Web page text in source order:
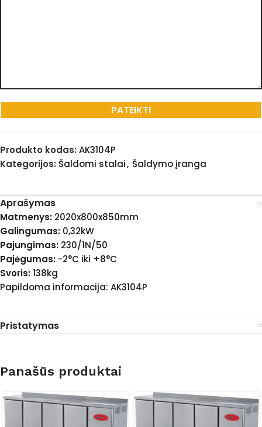
Produkto kodas: AK3104P
Kategorijos: Šaldomi stalai, Šaldymo įranga
Aprašymas
Matmenys: 2020x800x850mm
Galingumas: 0,32kW
Pajungimas: 230/1N/50
Pajėgumas: -2°C iki +8°C
Svoris:138kg
Papildoma informacija: AK3104P
Pristatymas
Panašūs produktai